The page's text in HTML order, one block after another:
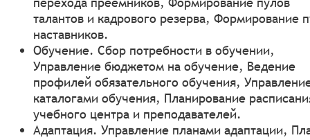
талантов и кадрового резерва, Формирование
наставников.
Обучение. Сбор потребности в обучении,
Управление бюджетом на обучение, Ведение
профилей обязательного обучения,
каталогами обучения, Планирование
учебного центра и преподавателей.
Адаптация. Управление планами адаптации,